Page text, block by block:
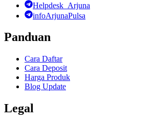
Helpdesk_Arjuna
infoArjunaPulsa
Panduan
Cara Daftar
Cara Deposit
Harga Produk
Blog Update
Legal